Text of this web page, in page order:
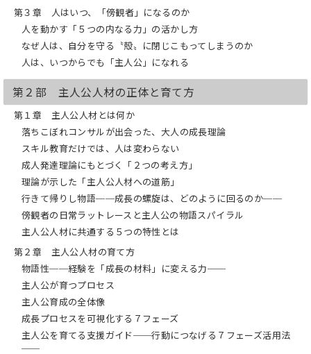
なプロセスを提示します。
人が成長していく「７つのフェーズ」と
英雄の旅（ヒーローズ・ジャーニー）の
構造を重ね合わせた独自のフレームワー
クは、人材育成の「地図」として機能し
ます。さらに、育成者が身につけるべき
姿勢として「プロデュース思考」を提
唱。支援者が相手の可能性を信じ、物語
の主人公として動き出す瞬間を後押しす
る、具体的な関わり方を解説します。
第３部では、個人の成長を組織全体に広
げるための「仕組みづくり」を扱いま
す。
主人公人材が一時的に生まれるだけでな
く、自然と育ち続ける組織の前提条件、
「物語マネジメント」と「標準化マネジ
メント」の二つの視点、そして実際に
てきたサイボウズの事例を紹介します。
す。
人事・育成担当者はもちろん、チームを
第３章 人はいつ、「傍観者」になるのか
人を動かす「５つの内なる力」の活かし方
なぜ人は、自分を守る〝殻〟に閉じこもってしまうのか
人は、いつからでも「主人公」になれる
第２部 主人公人材の正体と育て方
第１章 主人公人材とは何か
落ちこぼれコンサルが出会った、大人の成長理論
スキル教育だけでは、人は変わらない
成人発達理論にもとづく「２つの考え方」
理論が示した「主人公人材への道筋」
行きて帰りし物語──成長の螺旋は、どのように回るのか──
傍観者の日常ラットレースと主人公の物語スパイラル
主人公人材に共通する５つの特性とは
第２章 主人公人材の育て方
物語性──経験を「成長の材料」に変える力──
主人公が育つプロセス
主人公育成の全体像
成長プロセスを可視化する７フェーズ
主人公を育てる支援ガイド──行動につなげる７フェーズ活用法
──